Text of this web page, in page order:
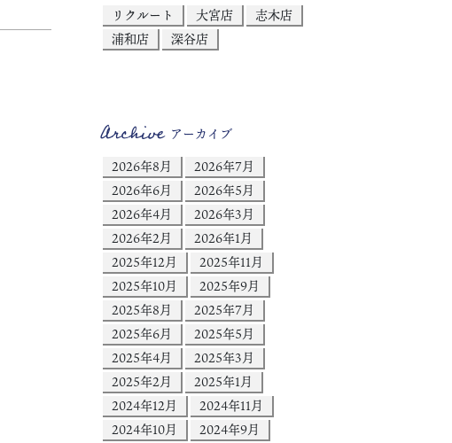
リクルート
大宮店
志木店
浦和店
深谷店
Archiveアーカイブ
2026年8月
2026年7月
2026年6月
2026年5月
2026年4月
2026年3月
2026年2月
2026年1月
2025年12月
2025年11月
2025年10月
2025年9月
2025年8月
2025年7月
2025年6月
2025年5月
2025年4月
2025年3月
2025年2月
2025年1月
2024年12月
2024年11月
2024年10月
2024年9月